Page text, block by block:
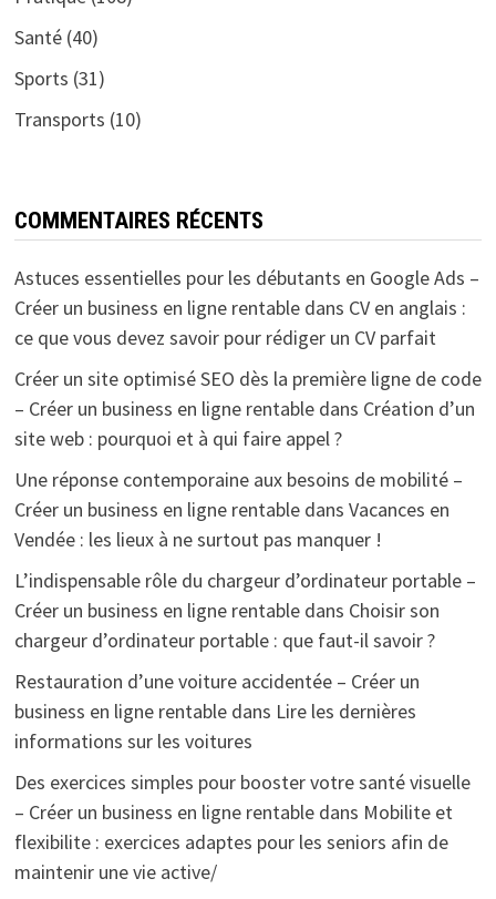
Santé(40)
Sports (31)
Transports (10)
COMMENTAIRES RÉCENTS
Astuces essentielles pour les débutants en Google Ads –
Créer un business en ligne rentabledans CV en anglais :
ce que vous devez savoir pour rédiger un CV parfait
Créer un site optimisé SEO dès la première ligne de code
– Créer un business en ligne rentabledans Création d’un
site web : pourquoi et à qui faire appel ?
Une réponse contemporaine aux besoins de mobilité –
Créer un business en ligne rentabledans Vacances en
Vendée : les lieux à ne surtout pas manquer !
L’indispensable rôle du chargeur d’ordinateur portable –
Créer un business en ligne rentabledans Choisir son
chargeur d’ordinateur portable : que faut-il savoir ?
Restauration d’une voiture accidentée – Créer un
business en ligne rentabledans Lire les dernières
informations sur les voitures
Des exercices simples pour booster votre santé visuelle
– Créer un business en ligne rentabledans Mobilite et
flexibilite : exercices adaptes pour les seniors afin de
maintenir une vie active/